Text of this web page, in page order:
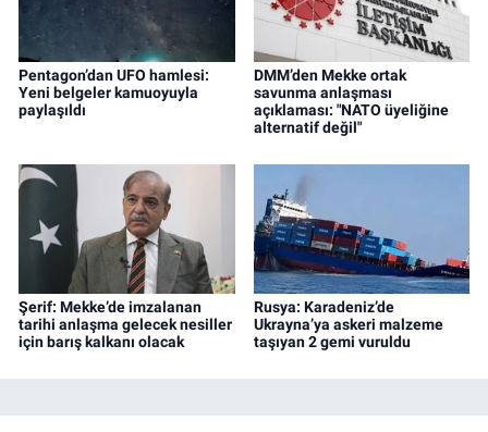
Pentagon’dan UFO hamlesi:
Yeni belgeler kamuoyuyla
paylaşıldı
DMM’den Mekke ortak
savunma anlaşması
açıklaması: "NATO üyeliğine
alternatif değil"
Şerif: Mekke’de imzalanan
tarihi anlaşma gelecek nesiller
için barış kalkanı olacak
Rusya: Karadeniz’de
Ukrayna’ya askeri malzeme
taşıyan 2 gemi vuruldu